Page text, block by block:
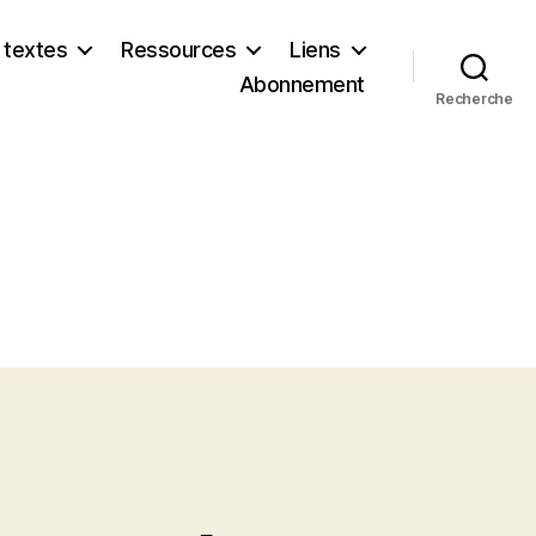
textes Ressources
Liens
Abonnement
Recherche